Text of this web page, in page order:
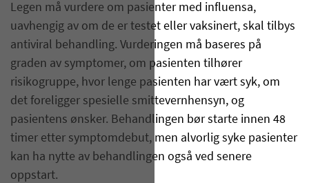
Legen må vurdere om pasienter med influensa,
uavhengig av om de er testet eller vaksinert, skal tilbys
antiviral behandling. Vurderingen må baseres på
graden av symptomer, om pasienten tilhører
risikogruppe, hvor lenge pasienten har vært syk, om
det foreligger spesielle smittevernhensyn, og
pasientens ønsker. Behandlingen bør starte innen 48
timer etter symptomdebut, men alvorlig syke pasienter
kan ha nytte av behandlingen også ved senere
oppstart.